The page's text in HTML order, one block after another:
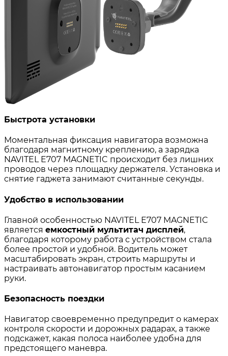
Быстрота установки
Моментальная фиксация навигатора возможна
благодаря магнитному креплению, а зарядка
NAVITEL E707 MAGNETIC происходит без лишних
проводов через площадку держателя. Установка и
снятие гаджета занимают считанные секунды.
Удобство в использовании
Главной особенностью NAVITEL E707 MAGNETIC
является емкостный мультитач дисплей,
благодаря которому работа с устройством стала
более простой и удобной. Водитель может
масштабировать экран, строить маршруты и
настраивать автонавигатор простым касанием
руки.
Безопасность поездки
Навигатор своевременно предупредит о камерах
контроля скорости и дорожных радарах, а также
подскажет, какая полоса наиболее удобна для
предстоящего маневра.